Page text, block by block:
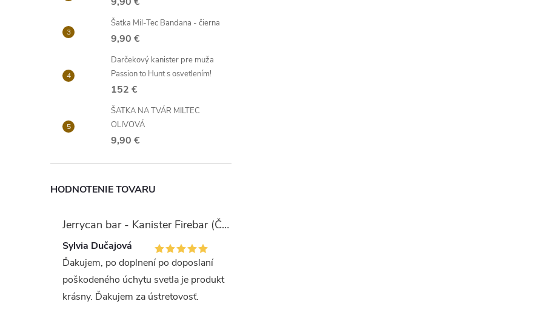
Šatka Mil-Tec Bandana - čierna
9,90 €
Darčekový kanister pre muža
Passion to Hunt s osvetlením!
152 €
ŠATKA NA TVÁR MILTEC
OLIVOVÁ
9,90 €
HODNOTENIE TOVARU
Jerrycan bar - Kanister Firebar (Červený)
Sylvia Dučajová
Ďakujem, po doplnení po doposlaní
poškodeného úchytu svetla je produkt
krásny. Ďakujem za ústretovosť.